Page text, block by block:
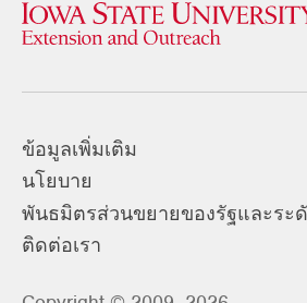
ข้อมูลเพิ่มเติม
นโยบาย
พันธมิตรส่วนขยายของรัฐและระ
ติดต่อเรา